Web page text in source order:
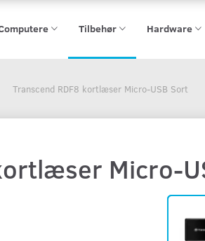
Tilbehør Hardware
Transcend RDF8 kortlæser Micro-USB Sort
Micro-